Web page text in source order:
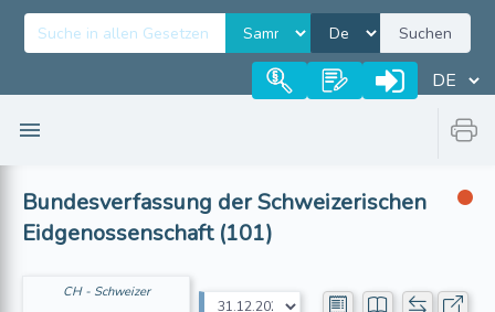
Suchen
Bundesverfassung der Schweizerischen
Eidgenossenschaft (101)
CH - Schweizer